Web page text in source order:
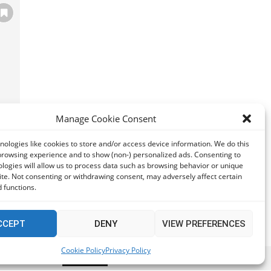
Manage Cookie Consent
like cookies to store and/or access device information. We do this
experience and to show (non-) personalized ads. Consenting to
will allow us to process data such as browsing behavior or unique
Not consenting or withdrawing consent, may adversely affect certain
functions.
DENY VIEW PREFERENCES
Cookie PolicyPrivacy Policy
if you wish. Accept Read More